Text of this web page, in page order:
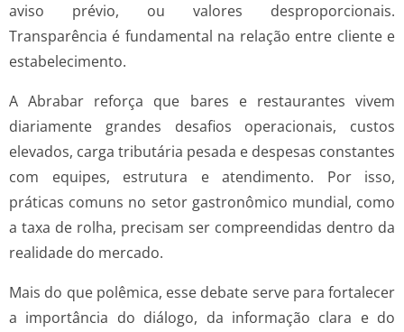
aviso prévio, ou valores desproporcionais.
Transparência é fundamental na relação entre cliente e
estabelecimento.
A Abrabar reforça que bares e restaurantes vivem
diariamente grandes desafios operacionais, custos
elevados, carga tributária pesada e despesas constantes
com equipes, estrutura e atendimento. Por isso,
práticas comuns no setor gastronômico mundial, como
a taxa de rolha, precisam ser compreendidas dentro da
realidade do mercado.
Mais do que polêmica, esse debate serve para fortalecer
a importância do diálogo, da informação clara e do